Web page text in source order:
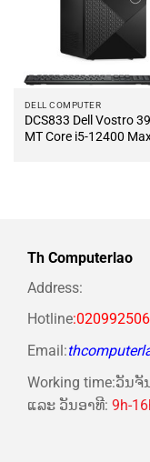
DELL COMPUTER
DCS833 Dell Vostro 3910
MT Core i5-12400
Th Computerlao
Address:
Hotline
Email:
Working time:ວັນ
ແລະ ວັນອາທີ: 9h-